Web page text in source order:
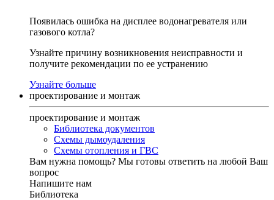
Появилась ошибка на дисплее водонагревателя или
газового котла?
Узнайте причину возникновения неисправности и
получите рекомендации по ее устранению
Узнайте больше
проектирование и монтаж
проектирование и монтаж
Библиотека документов
Схемы дымоудаления
Схемы отопления и ГВС
Вам нужна помощь? Мы готовы ответить на любой Ваш
вопрос
Напишите нам
Библиотека